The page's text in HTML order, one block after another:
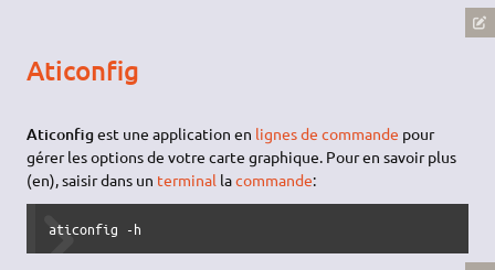
Aticonfig
Aticonfigest une application en lignes de commande pour
gérer les options de votre carte graphique. Pour en savoir plus
(en), saisir dans un terminal lacommande:
aticonfig -h